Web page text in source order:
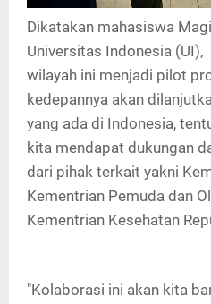
Dikatakan mahasiswa
Universitas Indonesia
wilayah ini menjadi pilot
kedepannya akan
yang ada di Indonesia,
kita mendapat dukungan
dari pihak terkait yakni
Kementrian Pemuda dan
Kementrian Kesehatan
"Kolaborasi ini akan kita